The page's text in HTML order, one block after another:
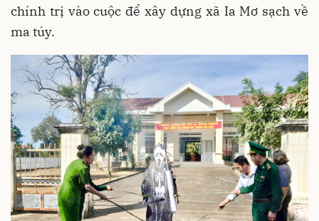
chính trị vào cuộc để xây dựng xã Ia Mơ sạch về
ma túy.